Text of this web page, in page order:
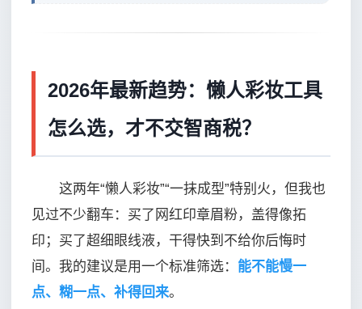
2026年最新趋势：懒人彩妆工具
怎么选，才不交智商税？
这两年“懒人彩妆”“一抹成型”特别火，但我也
见过不少翻车：买了网红印章眉粉，盖得像拓
印；买了超细眼线液，干得快到不给你后悔时
间。我的建议是用一个标准筛选： 能不能慢一
点、糊一点、补得回来。